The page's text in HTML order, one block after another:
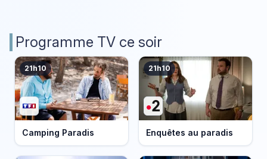
Programme TV ce soir
21h10
Camping Paradis
21h10
Enquêtes au paradis